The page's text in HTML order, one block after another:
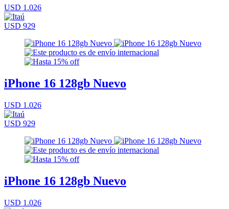
USD 1.026
USD 929
iPhone 16 128gb Nuevo
USD 1.026
USD 929
iPhone 16 128gb Nuevo
USD 1.026